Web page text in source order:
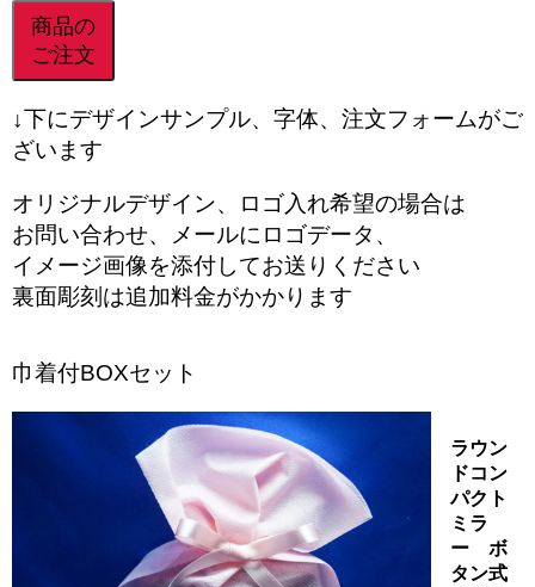
商品の
ご注文
↓下にデザインサンプル、字体、注文フォームがご
ざいます
オリジナルデザイン、ロゴ入れ希望の場合は
お問い合わせ、メールにロゴデータ、
イメージ画像を添付してお送りください
裏面彫刻は追加料金がかかります
巾着付BOXセット
ラウン
ドコン
パクト
ミラ
ー ボ
タン式